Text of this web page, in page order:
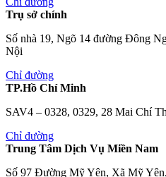
Trụ sở chính
Số nhà 19, Ngõ 14 đường Đông
Nội
Chỉ đường
TP.Hồ Chí Minh
SAV4 – 0328, 0329, 28 Mai Chí
Chỉ đường
Trung Tâm Dịch Vụ Miền Nam
Số 97 Đường Mỹ Yên, Xã Mỹ